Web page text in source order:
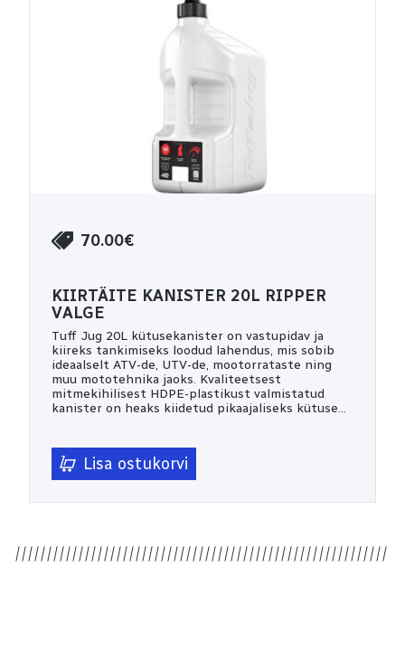
70.00€
KIIRTÄITE KANISTER 20L RIPPER
VALGE
Tuff Jug 20L kütusekanister on vastupidav ja
kiireks tankimiseks loodud lahendus, mis sobib
ideaalselt ATV-de, UTV-de, mootorrataste ning
muu mototehnika jaoks. Kvaliteetsest
mitmekihilisest HDPE-plastikust valmistatud
kanister on heaks kiidetud pikaajaliseks kütuse
Cap automaatse sulgemissüsteemiga otsik
võimaldab kiiret ja lekkekindlat tankimist ilma
ülevalamise või pritsmeteta. 20-liitrine
mahutavus Ripper Cap kiire automaatotsik
Lisa ostukorvi